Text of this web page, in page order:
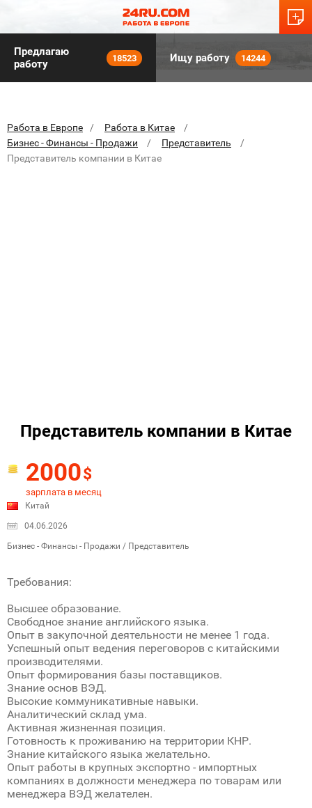
Предлагаю
работу
18523 Ищу работу 14244
Работа в Европе
Работа в Китае
Бизнес - Финансы - Продажи
Представитель
Представитель компании в Китае
Представитель компании в Китае
2000$
зарплата в месяц
Китай
04.06.2026
Бизнес - Финансы - Продажи / Представитель
Требования:
Высшее образование.
Свободное знание английского языка.
Опыт в закупочной деятельности не менее 1 года.
Успешный опыт ведения переговоров с китайскими
производителями.
Опыт формирования базы поставщиков.
Знание основ ВЭД.
Высокие коммуникативные навыки.
Аналитический склад ума.
Активная жизненная позиция.
Готовность к проживанию на территории КНР.
Знание китайского языка желательно.
Опыт работы в крупных экспортно - импортных
компаниях в должности менеджера по товарам или
менеджера ВЭД желателен.